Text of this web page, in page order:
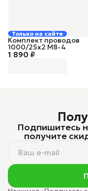
Только на сайте
1 890 ₽
Комплект проводов
1000/25х2 М8-4
Подпишитесь
получите